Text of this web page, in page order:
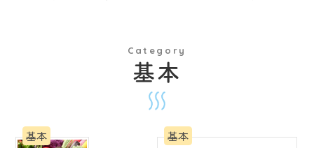
Category
基本
基本 基本